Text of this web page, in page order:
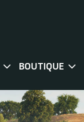
BOUTIQUE